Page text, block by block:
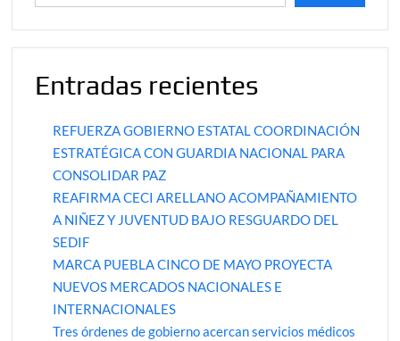
Entradas recientes
REFUERZA GOBIERNO ESTATAL COORDINACIÓN
ESTRATÉGICA CON GUARDIA NACIONAL PARA
CONSOLIDAR PAZ
REAFIRMA CECI ARELLANO ACOMPAÑAMIENTO
A NIÑEZ Y JUVENTUD BAJO RESGUARDO DEL
SEDIF
MARCA PUEBLA CINCO DE MAYO PROYECTA
NUEVOS MERCADOS NACIONALES E
INTERNACIONALES
Tres órdenes de gobierno acercan servicios médicos